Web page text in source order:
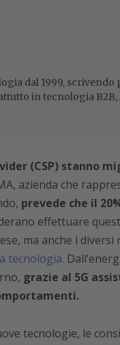
dal 1999, scrivendo
in tecnologia
(CSP) stanno
azienda che
prevede che il
effettuare
ma anche i diversi
tecnologia.
grazie al 5G
tecnologie, le